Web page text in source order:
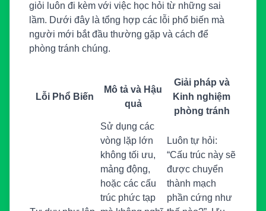
giỏi luôn đi kèm với việc học hỏi từ những sai
lầm. Dưới đây là tổng hợp các lỗi phổ biến mà
người mới bắt đầu thường gặp và cách để
phòng tránh chúng.
Lỗi Phổ Biến
Mô tả và Hậu
quả
Giải pháp và
Kinh nghiệm
phòng tránh
Sử dụng các
vòng lặp lớn
không tối ưu,
mảng động,
hoặc các cấu
trúc phức tạp
Luôn tự hỏi:
“Cấu trúc này sẽ
được chuyển
thành mạch
phần cứng như